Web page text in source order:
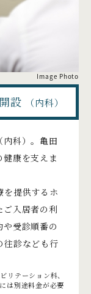
Image Photo
設 （内科）
内科）。亀田
康を支えま
を提供するホ
ご入居者の利
受診順番の
往診なども行
リテーション科、
は別途料金が必要